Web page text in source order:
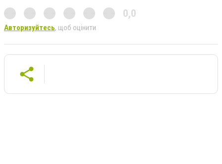
0,0
Авторизуйтесь, щоб оцінити